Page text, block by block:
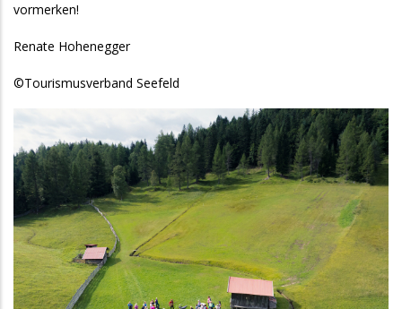
vormerken!
Renate Hohenegger
©Tourismusverband Seefeld
Galeriebilder